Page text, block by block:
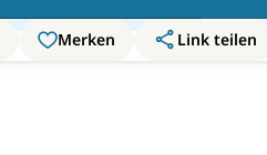
Merken
Link teilen